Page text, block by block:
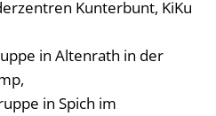
Kunterbunt, KiKu
in Altenrath in der
in Spich im